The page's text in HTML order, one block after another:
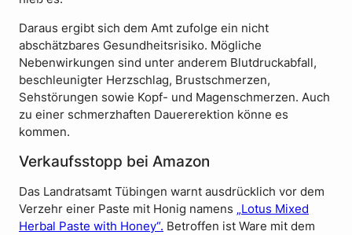
Daraus ergibt sich dem Amt zufolge ein nicht
abschätzbares Gesundheitsrisiko. Mögliche
Nebenwirkungen sind unter anderem Blutdruckabfall,
beschleunigter Herzschlag, Brustschmerzen,
Sehstörungen sowie Kopf- und Magenschmerzen. Auch
zu einer schmerzhaften Dauererektion könne es
kommen.
Verkaufsstopp bei Amazon
Das Land­rats­amt Tübingen warnt ausdrücklich vor dem
Verzehr einer Paste mit Honig namens „Lotus Mixed
Herbal Paste with Honey“. Betroffen ist Ware mit dem